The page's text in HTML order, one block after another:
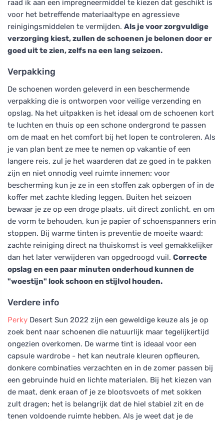
raad ik aan een impregneermiddel te kiezen dat geschikt is
voor het betreffende materiaaltype en agressieve
reinigingsmiddelen te vermijden. Als je voor zorgvuldige
verzorging kiest, zullen de schoenen je belonen door er
goed uit te zien, zelfs na een lang seizoen.
Verpakking
De schoenen worden geleverd in een beschermende
verpakking die is ontworpen voor veilige verzending en
opslag. Na het uitpakken is het ideaal om de schoenen kort
te luchten en thuis op een schone ondergrond te passen
om de maat en het comfort bij het lopen te controleren. Als
je van plan bent ze mee te nemen op vakantie of een
langere reis, zul je het waarderen dat ze goed in te pakken
zijn en niet onnodig veel ruimte innemen; voor
bescherming kun je ze in een stoffen zak opbergen of in de
koffer met zachte kleding leggen. Buiten het seizoen
bewaar je ze op een droge plaats, uit direct zonlicht, en om
de vorm te behouden, kun je papier of schoenspanners erin
stoppen. Bij warme tinten is preventie de moeite waard:
zachte reiniging direct na thuiskomst is veel gemakkelijker
dan het later verwijderen van opgedroogd vuil. Correcte
opslag en een paar minuten onderhoud kunnen de
"woestijn" look schoon en stijlvol houden.
Verdere info
Perky Desert Sun 2022 zijn een geweldige keuze als je op
zoek bent naar schoenen die natuurlijk maar tegelijkertijd
ongezien overkomen. De warme tint is ideaal voor een
capsule wardrobe - het kan neutrale kleuren opfleuren,
donkere combinaties verzachten en in de zomer passen bij
een gebruinde huid en lichte materialen. Bij het kiezen van
de maat, denk eraan of je ze blootsvoets of met sokken
zult dragen; het is belangrijk dat de hiel stabiel zit en de
tenen voldoende ruimte hebben. Als je weet dat je de